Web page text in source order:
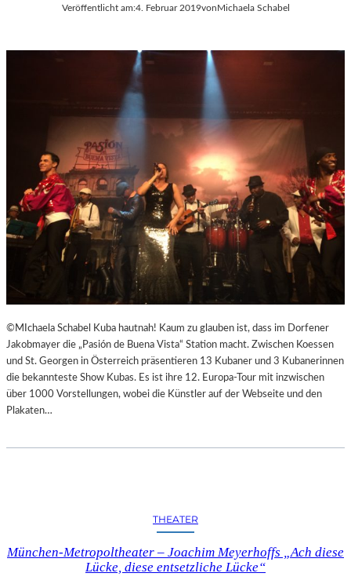
N
W
E
R
Veröffentlicht am:4. Februar 2019vonMichaela Schabel
©MIchaela Schabel Kuba hautnah! Kaum zu glauben ist, dass im Dorfener
Jakobmayer die „Pasión de Buena Vista“ Station macht. Zwischen Koessen
und St. Georgen in Österreich präsentieren 13 Kubaner und 3 Kubanerinnen
die bekannteste Show Kubas. Es ist ihre 12. Europa-Tour mit inzwischen
über 1000 Vorstellungen, wobei die Künstler auf der Webseite und den
Plakaten…
THEATER
München-Metropoltheater – Joachim Meyerhoffs „Ach diese
Lücke, diese entsetzliche Lücke“